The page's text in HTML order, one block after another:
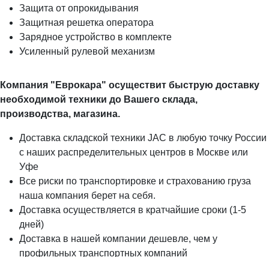
Защита от опрокидывания
Защитная решетка оператора
Зарядное устройство в комплекте
Усиленный рулевой механизм
Компания "Еврокара" осуществит быструю доставку
необходимой техники до Вашего склада,
производства, магазина.
Доставка складской техники JAC в любую точку России
с наших распределительных центров в Москве или
Уфе
Все риски по транспортировке и страхованию груза
наша компания берет на себя.
Доставка осуществляется в кратчайшие сроки (1-5
дней)
Доставка в нашей компании дешевле, чем у
профильных транспортных компаний